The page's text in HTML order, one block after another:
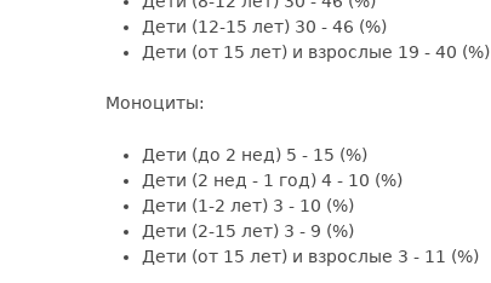
Дети (12-15 лет) 30 - 46 (%)
Дети (от 15 лет) и взрослые 19 - 40 (%)
Моноциты:
Дети (до 2 нед) 5 - 15 (%)
Дети (2 нед - 1 год) 4 - 10 (%)
Дети (1-2 лет) 3 - 10 (%)
Дети (2-15 лет) 3 - 9 (%)
Дети (от 15 лет) и взрослые 3 - 11 (%)